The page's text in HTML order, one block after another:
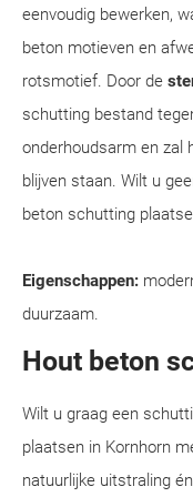
eenvoudig bewerken,
beton motieven en
rotsmotief. Door de
schutting bestand
onderhoudsarm en zal
blijven staan. Wilt u
beton schutting
Eigenschappen:
duurzaam.
Hout beton
Wilt u graag een
plaatsen in Kornhorn
natuurlijke uitstraling